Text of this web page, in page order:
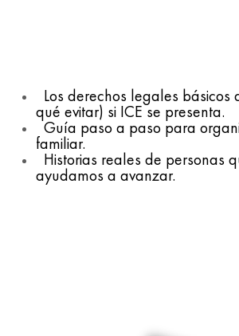
Los derechos legales
qué evitar) si ICE se presenta.
Guía paso a paso para
familiar.
Historias reales de personas
ayudamos a avanzar.